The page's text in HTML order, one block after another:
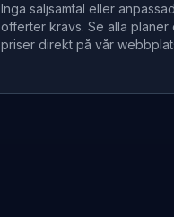
Inga säljsamtal eller
offerter krävs. Se alla planer
priser direkt på vår